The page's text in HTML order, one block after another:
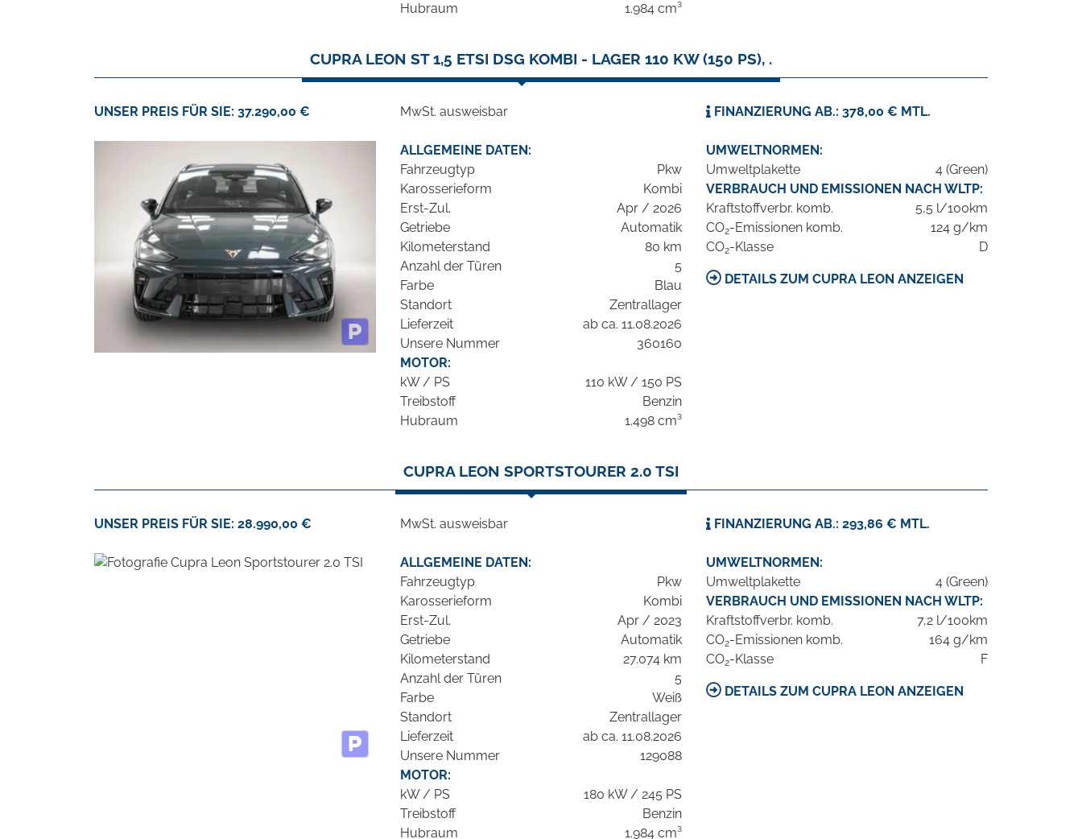
Hubraum
1.984 cm³
CUPRA LEON ST 1,5 ETSI DSG KOMBI - LAGER 110 KW (150 PS), .
UNSER PREIS FÜR SIE: 37.290,00 € MwSt. ausweisbar FINANZIERUNG AB.: 378,00 € MTL.
ALLGEMEINE DATEN:
Fahrzeugtyp
Pkw
Karosserieform
Kombi
Erst-Zul.
Apr / 2026
Getriebe
Automatik
Kilometerstand
80 km
Anzahl der Türen
5
Farbe
Blau
Standort
Zentrallager
Lieferzeit
ab ca. 11.08.2026
Unsere Nummer
360160
MOTOR:
kW / PS
110 kW / 150 PS
Treibstoff
Benzin
Hubraum
1.498 cm³
UMWELTNORMEN:
Umweltplakette
4 (Green)
VERBRAUCH UND EMISSIONEN NACH WLTP:
Kraftstoffverbr. komb.
5,5 l/100km
CO2-Emissionen komb.
124 g/km
CO2-Klasse D
DETAILS ZUM CUPRA LEON ANZEIGEN
CUPRA LEON SPORTSTOURER 2.0 TSI
UNSER PREIS FÜR SIE: 28.990,00 € MwSt. ausweisbar FINANZIERUNG AB.: 293,86 € MTL.
ALLGEMEINE DATEN:
Fahrzeugtyp
Pkw
Karosserieform
Kombi
Erst-Zul.
Apr / 2023
Getriebe
Automatik
Kilometerstand
27.074 km
Anzahl der Türen
5
Farbe
Weiß
Standort
Zentrallager
Lieferzeit
ab ca. 11.08.2026
Unsere Nummer
129088
MOTOR:
kW / PS
180 kW / 245 PS
Treibstoff
Benzin
Hubraum
1.984 cm³
UMWELTNORMEN:
Umweltplakette
4 (Green)
VERBRAUCH UND EMISSIONEN NACH WLTP:
Kraftstoffverbr. komb.
7,2 l/100km
CO2-Emissionen komb.
164 g/km
CO2-Klasse F
DETAILS ZUM CUPRA LEON ANZEIGEN